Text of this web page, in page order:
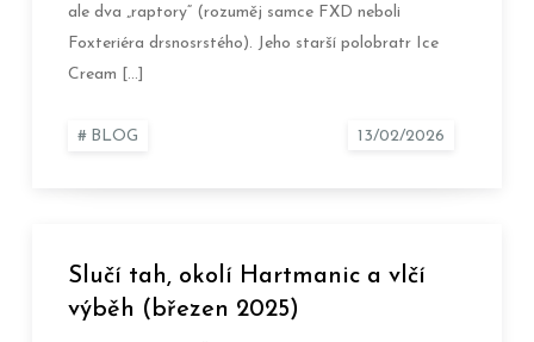
ale dva „raptory“ (rozuměj samce FXD neboli
Foxteriéra drsnosrstého). Jeho starší polobratr Ice
Cream […]
BLOG
Slučí tah, okolí Hartmanic a vlčí
výběh (březen 2025)